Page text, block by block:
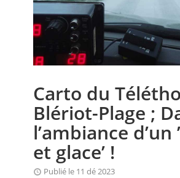
CALENDRIER
ANNUAIRES
PETITES ANNONCES
Carto du
Blériot-Plage ;
l’ambiance d’un
et glace’ !
Publié le 11 dé 2023